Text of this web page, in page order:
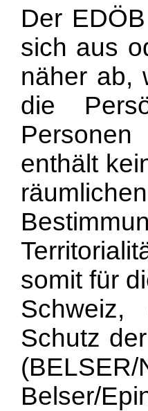
Der
sich aus
näher ab,
die
enthält
somit für
Schutz
Belser/